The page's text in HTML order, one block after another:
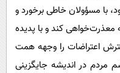
با مسؤولان خاطی برخورد و
معذرت‌خواهی کند و با پدیده
اعتراضات را وجهه همت
مردم در اندیشه جایگزینی